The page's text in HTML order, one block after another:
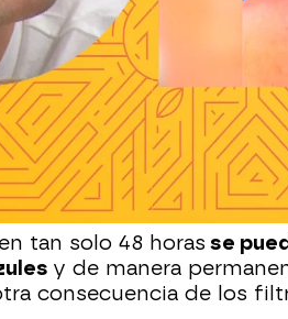
de 2023, 19:14
mejorar nuestra
esperábamos. Es
quitado tripa o
que también el color de
tan solo 48 horas se
y de manera
consecuencia de los